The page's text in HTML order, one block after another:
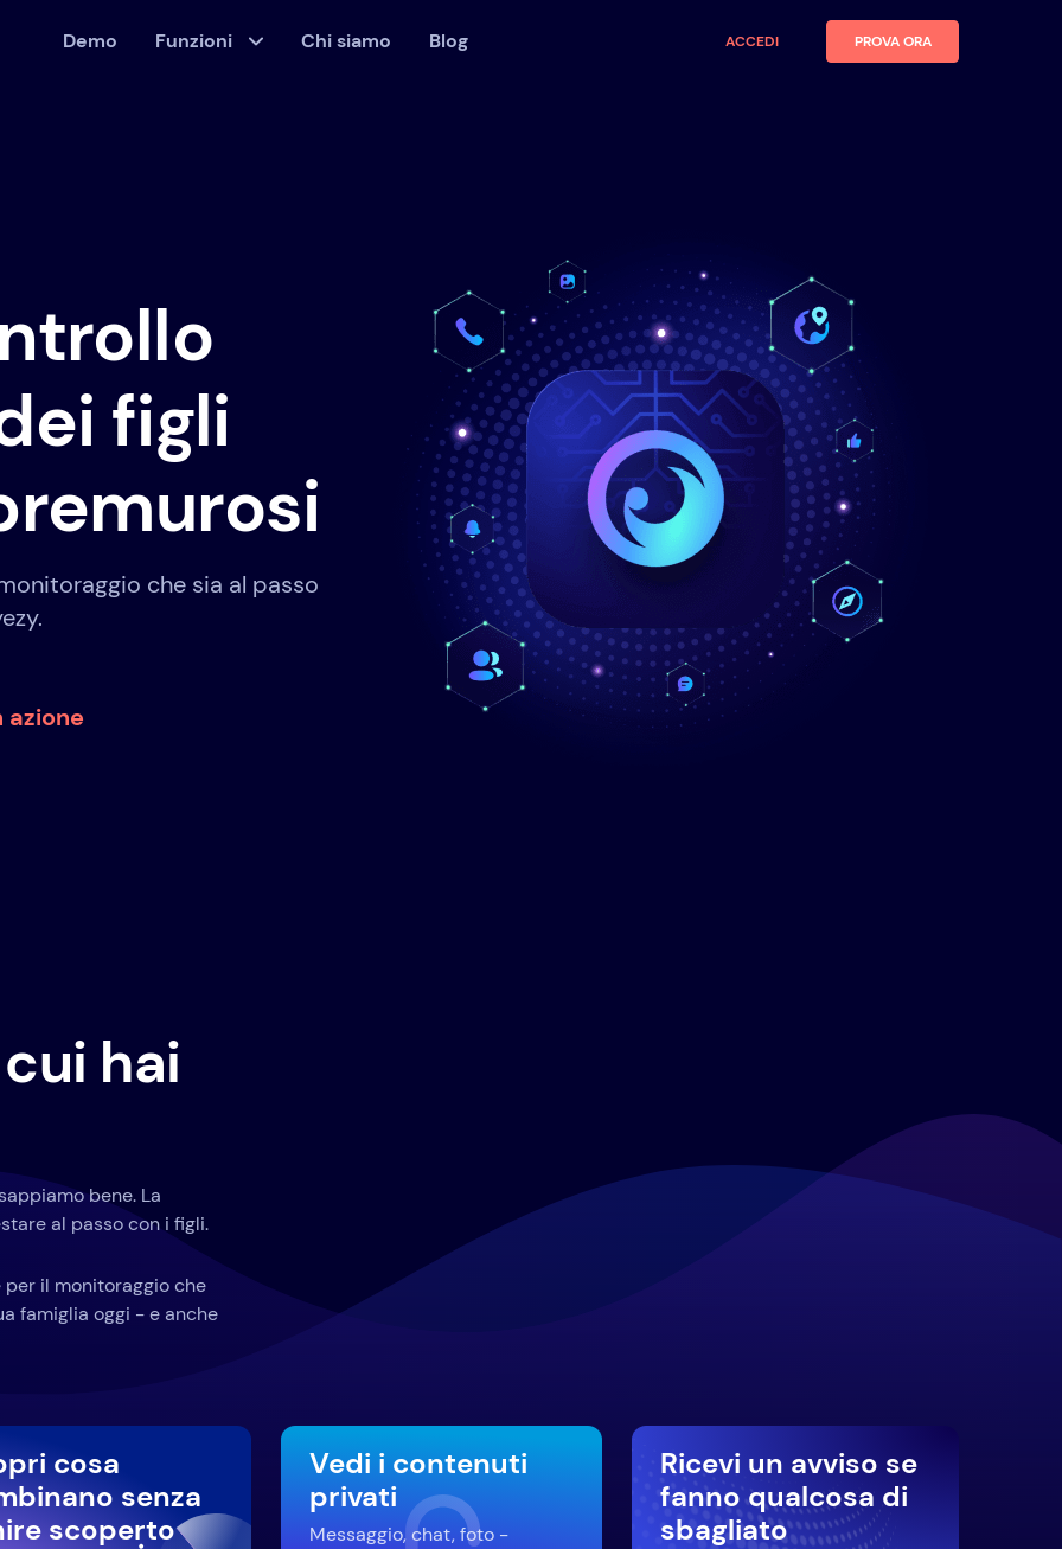
Demo Funzioni Chi siamo Blog ACCEDI PROVA ORA
figli
che sia al passo
azione
hai
bene. La
al passo con i figli.
per il monitoraggio che
famiglia oggi - e anche
cosa
senza
scoperto
Vedi i contenuti
privati
Messaggio, chat, foto -
Ricevi un avviso se
fanno qualcosa di
sbagliato